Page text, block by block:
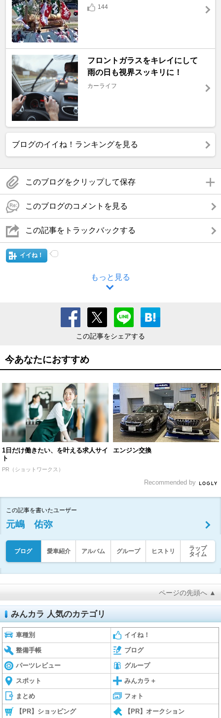
144
フロントガラスをキレイにして
雨の日も視界スッキリに！
カーライフ
ブログのイイね！ランキングを見る
このブログをクリップして保存
このブログのコメントを見る
この記事をトラックバックする
イイね！
もっと見る
この記事をシェアする
今あなたにおすすめ
1日だけ働きたい、を叶える求人サイ
ト
PR（ショットワークス）
エンジン交換
Recommended by
この記事を書いたユーザー
元嶋 佑弥
ブログ 愛車紹介 アルバム グループ ヒストリ
ラップ
タイム
ページの先頭へ ▲
みんカラ 人気のカテゴリ
車種別 イイね！
整備手帳 ブログ
パーツレビュー グループ
スポット みんカラ＋
まとめ フォト
【PR】ショッピング 【PR】オークション